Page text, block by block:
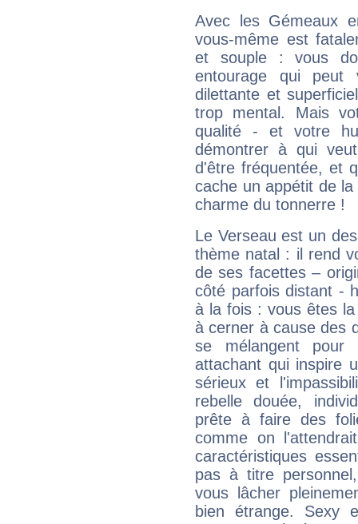
Avec les Gémeaux
vous-même est
et souple : vous
entourage qui
dilettante et
trop mental. Mais
qualité - et votre
démontrer à qui
d'être fréquentée, et
cache un appétit de
charme du tonnerre !
Le Verseau est un
thème natal : il rend
de ses facettes –
côté parfois distant -
à la fois : vous êtes
à cerner à cause des
se mélangent
attachant qui inspire
sérieux et
rebelle douée,
prête à faire des
comme on
caractéristiques
pas à titre
vous lâcher
bien étrange. Sexy